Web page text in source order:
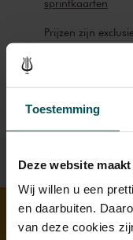
Toestemming
Deze website
Wij willen u een
en daarbuiten.
van deze cookies
sprintkaarten
Prijzen zijn